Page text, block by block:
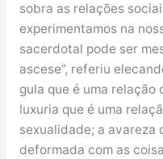
sobra as relações
experimentamos na
sacerdotal pode ser
ascese”, referiu
gula que é uma relação
luxuria que é uma
sexualidade; a avareza
deformada com as